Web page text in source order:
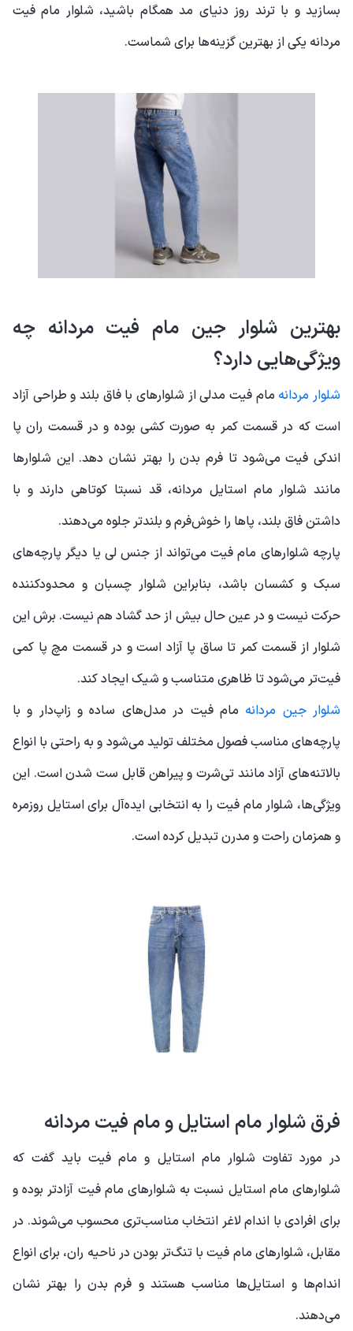
بسازید و با ترند روز دنیای مد همگام باشید، شلوار مام فیت
مردانه یکی از بهترین گزینه‌ها برای شماست.
بهترین شلوار جین مام فیت مردانه چه
ویژگی‌هایی دارد؟
شلوار مردانه مام فیت مدلی از شلوارهای با فاق بلند و طراحی آزاد
است که در قسمت کمر به صورت کشی بوده و در قسمت ران پا
اندکی فیت می‌شود تا فرم بدن را بهتر نشان دهد. این شلوارها
مانند شلوار مام استایل مردانه، قد نسبتا کوتاهی دارند و با
داشتن فاق بلند، پاها را خوش‌فرم و بلندتر جلوه می‌دهند.
پارچه شلوارهای مام فیت می‌تواند از جنس لی یا دیگر پارچه‌های
سبک و کشسان باشد، بنابراین شلوار چسبان و محدودکننده
حرکت نیست و در عین حال بیش از حد گشاد هم نیست. برش این
شلوار از قسمت کمر تا ساق پا آزاد است و در قسمت مچ پا کمی
فیت‌تر می‌شود تا ظاهری متناسب و شیک ایجاد کند.
شلوار جین مردانه مام فیت در مدل‌های ساده و زاپ‌دار و با
پارچه‌های مناسب فصول مختلف تولید می‌شود و به راحتی با انواع
بالاتنه‌های آزاد مانند تی‌شرت و پیراهن قابل ست شدن است. این
ویژگی‌ها، شلوار مام فیت را به انتخابی ایده‌آل برای استایل روزمره
و همزمان راحت و مدرن تبدیل کرده است.
فرق شلوار مام استایل و مام فیت مردانه
در مورد تفاوت شلوار مام استایل و مام فیت باید گفت که
شلوارهای مام استایل نسبت به شلوارهای مام فیت آزادتر بوده و
برای افرادی با اندام لاغر انتخاب مناسب‌تری محسوب می‌شوند. در
مقابل، شلوارهای مام فیت با تنگ‌تر بودن در ناحیه ران، برای انواع
اندام‌ها و استایل‌ها مناسب هستند و فرم بدن را بهتر نشان
می‌دهند.